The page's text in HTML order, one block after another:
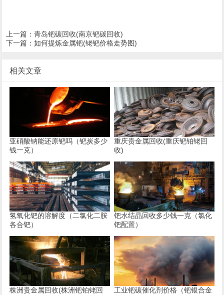
上一篇：青岛钯碳回收(南京钯碳回收)
下一篇：如何提炼金属钯(铑钯价格走势图)
相关文章
亚硝酸钠能还原钯吗（钯炭多少
钱一克）
重庆贵金属回收(重庆钯铂铑回
收)
氢氧化钯的溶解度（二氯化二胺
各合钯）
钯水结晶回收多少钱一克（氯化
钯配置）
株洲贵金属回收(株洲钯铂铑回
工业钯碳催化剂价格（钯银合金